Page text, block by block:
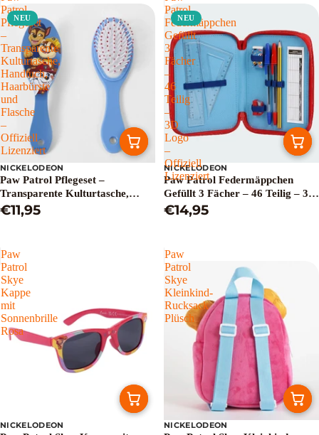
Patrol
Pflegeset
–
Transparente
Kulturtasche,
Handtuch,
Haarbürste
und
Flasche
–
Offiziell
Lizenziert
NEU
NICKELODEON
Paw Patrol Pflegeset –
Transparente Kulturtasche,
Handtuch, Haarbürste und
Flasche – Offiziell Lizenziert
€11,95
Patrol
Federmäppchen
Gefüllt
3
Fächer
–
46
Teilig
–
3D
Logo
–
Offiziell
Lizenziert
NEU
NICKELODEON
Paw Patrol Federmäppchen
Gefüllt 3 Fächer – 46 Teilig – 3D
Logo – Offiziell Lizenziert
€14,95
Paw
Patrol
Skye
Kappe
mit
Sonnenbrille
Rosa
NICKELODEON
Paw
Patrol
Skye
Kleinkind-
Rucksack
Plüsch
NICKELODEON